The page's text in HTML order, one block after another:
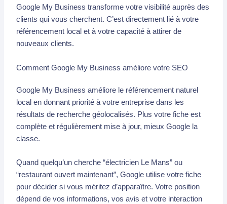
Google My Business transforme votre visibilité auprès des
clients qui vous cherchent. C’est directement lié à votre
référencement local et à votre capacité à attirer de
nouveaux clients.
Comment Google My Business améliore votre SEO
Google My Business améliore le référencement naturel
local en donnant priorité à votre entreprise dans les
résultats de recherche géolocalisés. Plus votre fiche est
complète et régulièrement mise à jour, mieux Google la
classe.
Quand quelqu’un cherche “électricien Le Mans” ou
“restaurant ouvert maintenant”, Google utilise votre fiche
pour décider si vous méritez d’apparaître. Votre position
dépend de vos informations, vos avis et votre interaction